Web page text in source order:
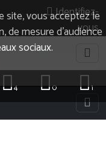
site, vous acceptez le
mesure d’audience
sociaux.
Identifiez-
vous
1
0
4